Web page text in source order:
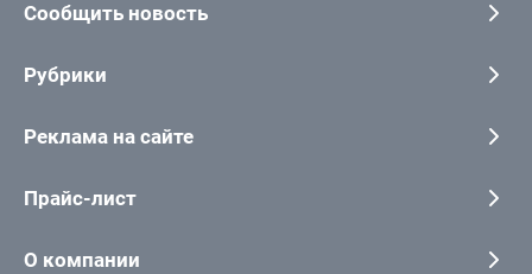
Сообщить новость
Рубрики
Реклама на сайте
Прайс-лист
О компании